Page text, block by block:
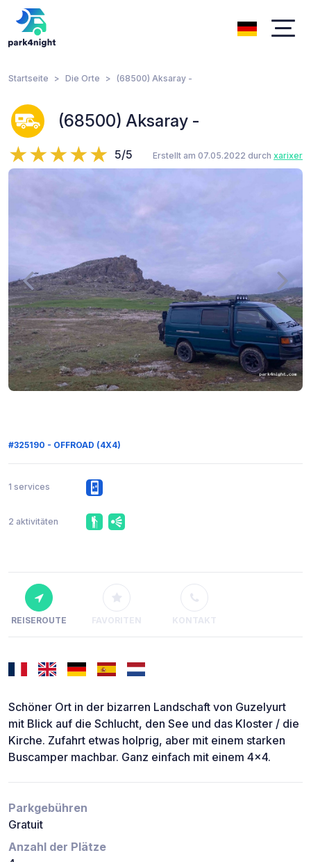
Startseite Die Orte (68500) Aksaray -
(68500) Aksaray -
5/5 Erstellt am 07.05.2022 durch xarixer
#325190 - OFFROAD (4X4)
1 services
2 aktivitäten
REISEROUTE FAVORITEN KONTAKT
Schöner Ort in der bizarren Landschaft von Guzelyurt
mit Blick auf die Schlucht, den See und das Kloster / die
Kirche. Zufahrt etwas holprig, aber mit einem starken
Buscamper machbar. Ganz einfach mit einem 4x4.
Parkgebühren
Gratuit
Anzahl der Plätze